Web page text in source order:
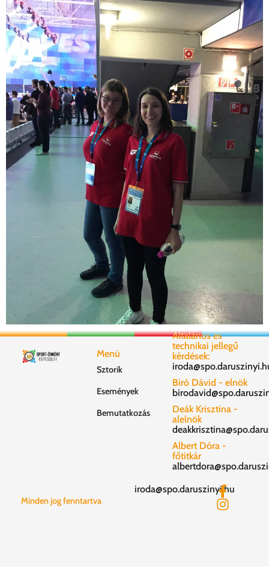
Menü
Sztorik
Események
Bemutatkozás
Általános és
technikai jellegű
kérdések:
Biró Dávid - elnök
Deák Krisztina -
alelnök
Albert Dóra -
főtitkár
Minden jog fenntartva
iroda@spo.daruszinyi.hu